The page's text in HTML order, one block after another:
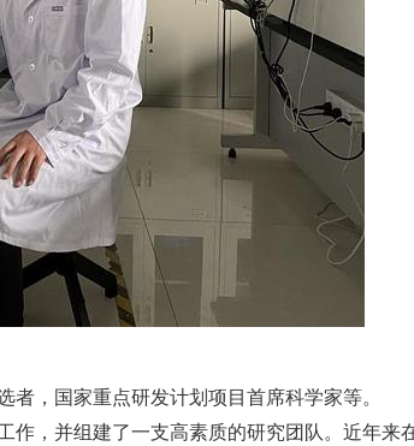
，国家重点研发计划项目首席科学家等。
，并组建了一支高素质的研究团队。近年